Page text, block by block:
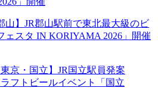
山】JR郡山駅前で東北最大級のビ
ェスタ IN KORIYAMA 2026」開催